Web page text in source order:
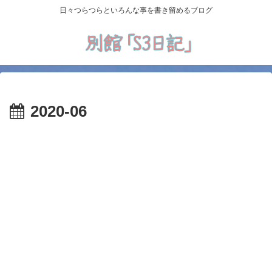
日々つらつらといろんな事を書き留めるブログ
2020-06